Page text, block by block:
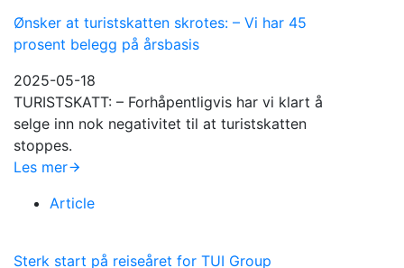
Ønsker at turistskatten skrotes: – Vi har 45
prosent belegg på årsbasis
2025-05-18
TURISTSKATT: – Forhåpentligvis har vi klart å
selge inn nok negativitet til at turistskatten
stoppes.
Les mer
Article
Sterk start på reiseåret for TUI Group